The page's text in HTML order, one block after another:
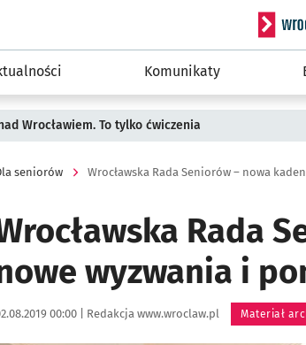
Serwis
Komunikaty
Wrocławiem. To tylko ćwiczenia
seniorów Wrocławska Rada Seniorów – nowa
Rada
wyzwania i
publikacji:
00:00 | Autor:
Redakcja www.wroclaw.pl Materiał